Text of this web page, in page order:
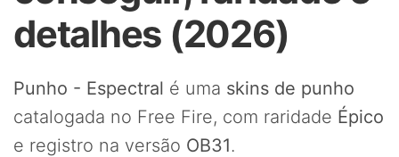
detalhes (2026)
Punho - Espectral é uma skins de punho
catalogada no Free Fire, com raridade Épico
e registro na versão OB31.